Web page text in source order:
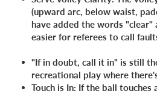
(upward arc, below waist,
have added the words "clear"
easier for referees to call
"If in doubt, call it in" is still
recreational play where
Touch is In: If the ball touches